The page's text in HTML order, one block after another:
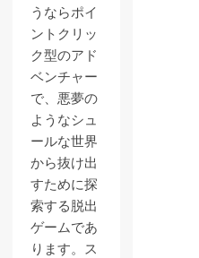
うならポイ
ントクリッ
ク型のアド
ベンチャー
で、悪夢の
ようなシュ
ールな世界
から抜け出
すために探
索する脱出
ゲームであ
ります。ス